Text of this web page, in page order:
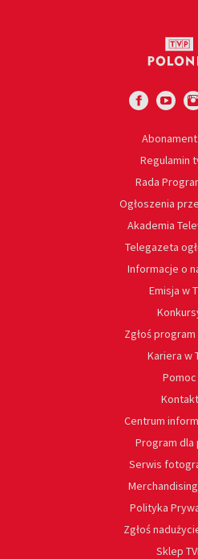
Abonament
Regulamin
Rada
Ogłoszenia
Akademia
Telegazeta
Informacje o
Emisja w
Zgłoś program
Kariera w
Pomoc
Kontakt
Centrum
Program dla
Serwis
Polityka
Zgłoś
Sklep